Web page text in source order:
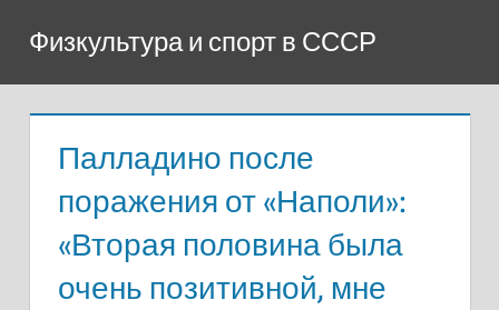
содержимому
Физкультура и спорт в СССР
Палладино после
поражения от «Наполи»:
«Вторая половина была
очень позитивной, мне